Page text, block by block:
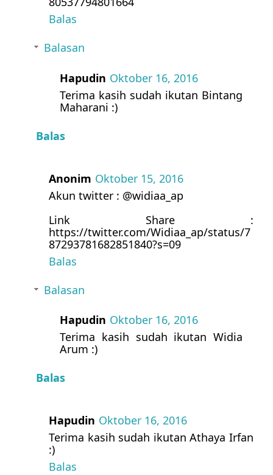
Balas
Balasan
Hapudin Oktober 16, 2016
Terima kasih sudah ikutan Bintang
Maharani :)
Balas
Anonim Oktober 15, 2016
Akun twitter : @widiaa_ap
Link Share :
https://twitter.com/Widiaa_ap/status/7
87293781682851840?s=09
Balas
Balasan
Hapudin Oktober 16, 2016
Terima kasih sudah ikutan Widia
Arum :)
Balas
Hapudin Oktober 16, 2016
Terima kasih sudah ikutan Athaya Irfan
:)
Balas